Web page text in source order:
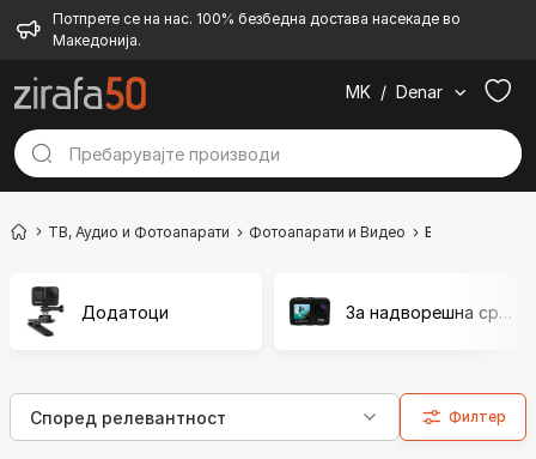
Потпрете се на нас. 100% безбедна достава насекаде во
Македонија.
MK / Denar
ТВ, Аудио и Фотоапарати Фотоапарати и Видео
Додатоци За надворешна средина
Филтер